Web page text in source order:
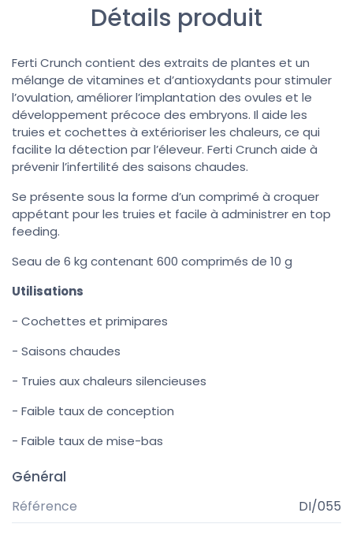
Détails produit
Ferti Crunch contient des extraits de plantes et un
mélange de vitamines et d’antioxydants pour stimuler
l’ovulation, améliorer l’implantation des ovules et le
développement précoce des embryons. Il aide les
truies et cochettes à extérioriser les chaleurs, ce qui
facilite la détection par l’éleveur. Ferti Crunch aide à
prévenir l’infertilité des saisons chaudes.
Se présente sous la forme d’un comprimé à croquer
appétant pour les truies et facile à administrer en top
feeding.
Seau de 6 kg contenant 600 comprimés de 10 g
Utilisations
- Cochettes et primipares
- Saisons chaudes
- Truies aux chaleurs silencieuses
- Faible taux de conception
- Faible taux de mise-bas
Général
Référence DI/055